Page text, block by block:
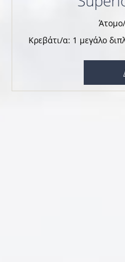
Η
Κρεβάτι/α: 1 μεγάλο